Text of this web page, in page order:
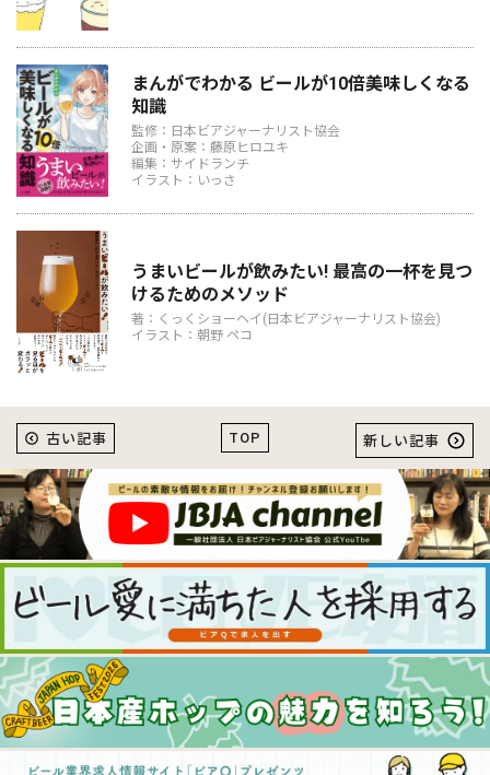
まんがでわかる ビールが10倍美味しくなる
知識
監修：日本ビアジャーナリスト協会
企画・原案：藤原ヒロユキ
編集：サイドランチ
イラスト：いっさ
うまいビールが飲みたい! 最高の一杯を見つ
けるためのメソッド
著：くっくショーヘイ(日本ビアジャーナリスト協会)
イラスト：朝野 ペコ
TOP
古い記事 新しい記事